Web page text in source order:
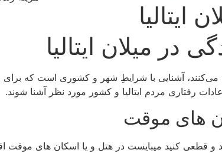
ایتالیا
در میلان ایتالیا
آشنایی با شرایطِ شهر و کشوری است که برای
رفتاری مردم ایتالیا و کشور مورد نظر آشنا شوند.
های موقت